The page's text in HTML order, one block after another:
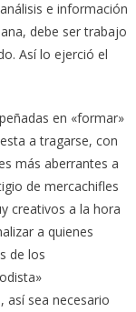
e información
debe ser trabajo
Así lo ejerció el
en «formar»
a tragarse, con
más aberrantes a
de mercachifles
creativos a la hora
a quienes
de los
así sea necesario